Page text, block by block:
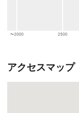
〜2000 2500
アクセスマップ